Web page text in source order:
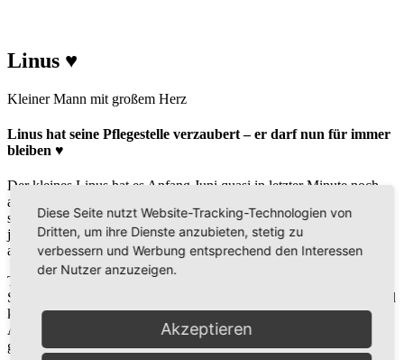
Linus ♥
Kleiner Mann mit großem Herz
Linus hat seine Pflegestelle verzaubert – er darf nun für immer
bleiben ♥
Der kleines Linus hat es Anfang Juni quasi in letzter Minute noch
auf den Transporter nach Deutschland geschafft und wartet nun auf
seiner Pflegestelle in der Nähe von Stuttgart darauf, dass sich
jemand in ihn verliebt und ihm ein Zuhause schenkt. Er ist 2 Jahre
alt, nur 34 cm groß und kastriert.
Tierschützer fanden den kleinen Kerl ausgesetzt auf der Straße in
Süditalien – für uns unbegreiflich, denn er ist einfach zauberhaft und
kommt mit Mensch und Tier super zurecht. Die Größe seiner
Artgenossen spielt für ihn dabei keine Rolle, auf seiner Pflegestelle
gibt es große Galgos, mit denen er gerne spielt.
Diese Seite nutzt Website-Tracking-Technologien von
Dritten, um ihre Dienste anzubieten, stetig zu
verbessern und Werbung entsprechend den Interessen
der Nutzer anzuzeigen.
Akzeptieren